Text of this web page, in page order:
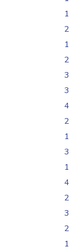
1
2
1
2
3
3
4
2
1
3
1
4
2
3
2
1